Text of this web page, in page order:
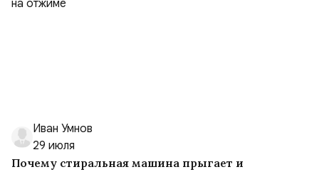
Иван Умнов
29 июля
Почему стиральная машина прыгает и